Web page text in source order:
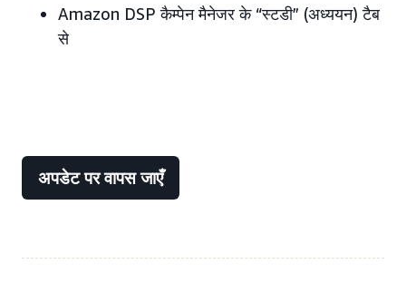
Amazon DSP कैम्पेन मैनेजर के “स्टडी” (अध्ययन) टैब
से
अपडेट पर वापस जाएँ